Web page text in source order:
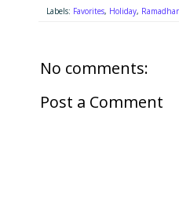
Labels: Favorites, Holiday,
No comments:
Post a Comment